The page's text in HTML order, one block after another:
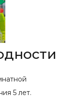
5 лет.